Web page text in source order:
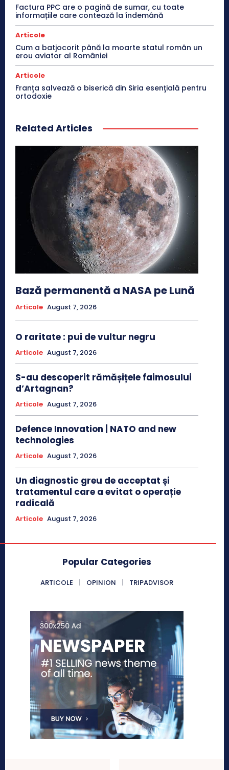
Factura PPC are o pagină de sumar, cu toate
informațiile care contează la îndemână
Articole
Cum a batjocorit până la moarte statul român un
erou aviator al României
Articole
Franţa salvează o biserică din Siria esenţială pentru
ortodoxie
Related Articles
Bază permanentă a NASA pe Lună
Articole August 7, 2026
O raritate : pui de vultur negru
Articole August 7, 2026
S-au descoperit rămășițele faimosului
d’Artagnan?
Articole August 7, 2026
Defence Innovation | NATO and new
technologies
Articole August 7, 2026
Un diagnostic greu de acceptat și
tratamentul care a evitat o operație
radicală
Articole August 7, 2026
Popular Categories
ARTICOLE OPINION TRIPADVISOR